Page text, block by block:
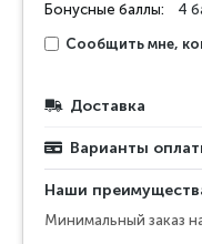
Бонусные баллы: 4
Сообщить мне,
Доставка
Варианты
Наши
Минимальный заказ